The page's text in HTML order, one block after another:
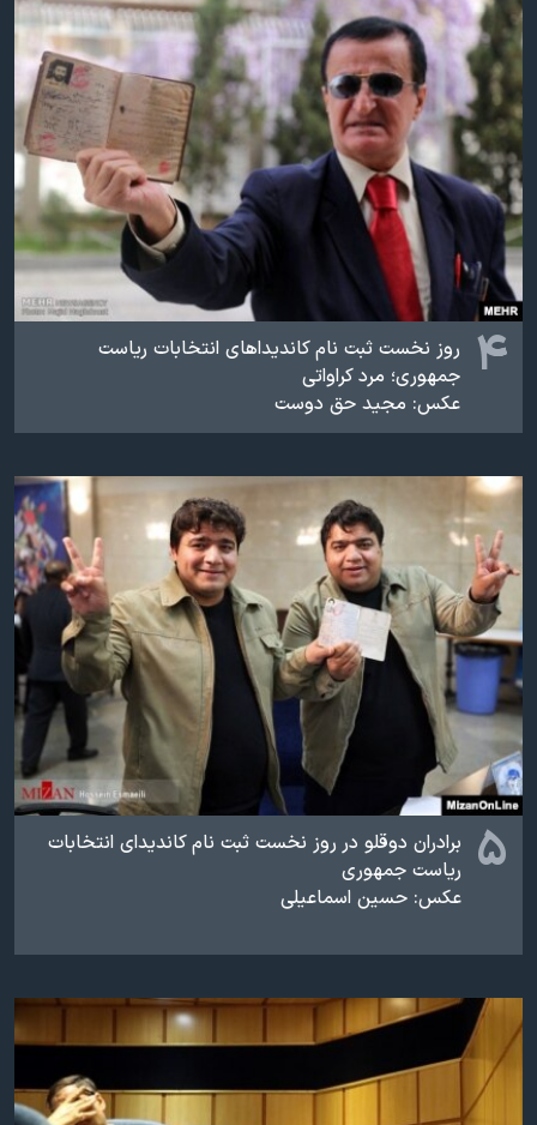
۴
روز نخست ثبت نام کاندیداهای انتخابات ریاست
جمهوری؛ مرد کراواتی
عکس: مجید حق دوست
۵
برادران دوقلو در روز نخست ثبت نام کاندیدای انتخابات
ریاست جمهوری
عکس: حسین اسماعیلی